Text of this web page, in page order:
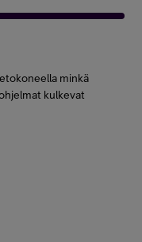
minkä
kulkevat